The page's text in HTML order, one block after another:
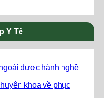
Y Tế
được hành nghề
khoa về phục